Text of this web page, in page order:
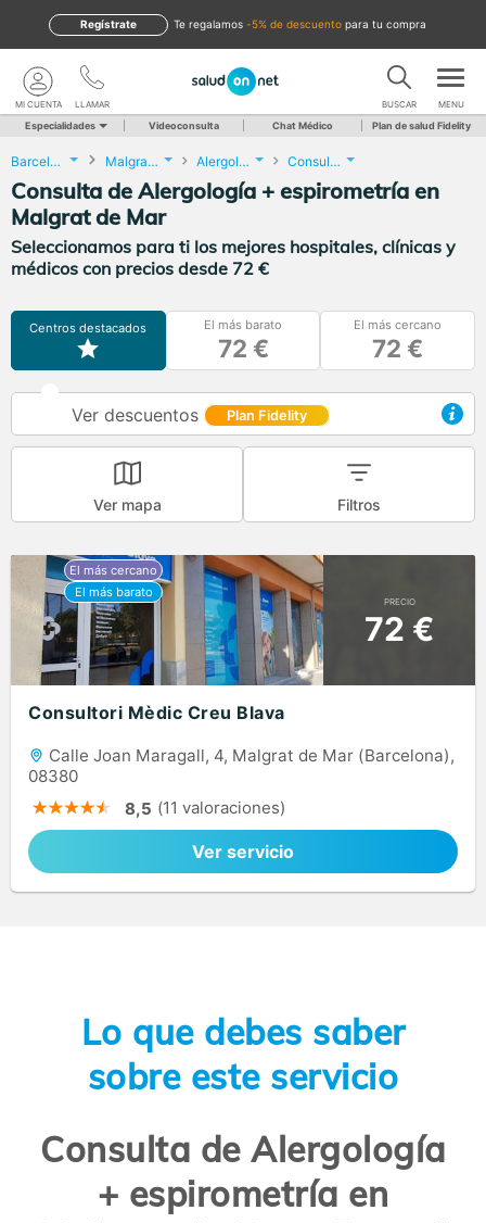
te regalamos -5% de descuento para tu compra
Regístrate
LLAMAR
MI CUENTA BUSCAR MENU
Especialidades Videoconsulta Chat Médico Plan de salud Fidelity
Barcelona Malgrat de Mar Alergología Consulta de Alergología + espirometría
Consulta de Alergología + espirometría en
Malgrat de Mar
Seleccionamos para ti los mejores hospitales, clínicas y
médicos con precios desde 72 €
Centros destacados El más barato
72 €
El más cercano
72 €
Ver descuentos Plan Fidelity
Ver mapa Filtros
PRECIO
72 €
Consultori Mèdic Creu Blava
Calle Joan Maragall, 4, Malgrat de Mar (Barcelona),
08380
8,5 (11 valoraciones)
Ver servicio
Lo que debes saber
sobre este servicio
Consulta de Alergología
+ espirometría en